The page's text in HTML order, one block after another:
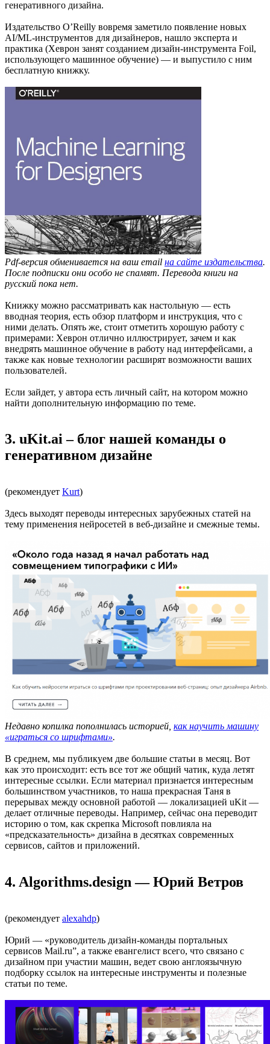
генеративного дизайна.
Издательство O’Reilly вовремя заметило появление новых
AI/ML-инструментов для дизайнеров, нашло эксперта и
практика (Хеврон занят созданием дизайн-инструмента Foil,
использующего машинное обучение) — и выпустило с ним
бесплатную книжку.
Pdf-версия обменивается на ваш email на сайте издательства.
После подписки они особо не спамят. Перевода книги на
русский пока нет.
Книжку можно рассматривать как настольную — есть
вводная теория, есть обзор платформ и инструкция, что с
ними делать. Опять же, стоит отметить хорошую работу с
примерами: Хеврон отлично иллюстрирует, зачем и как
внедрять машинное обучение в работу над интерфейсами, а
также как новые технологии расширят возможности ваших
пользователей.
Если зайдет, у автора есть личный сайт, на котором можно
найти дополнительную информацию по теме.
3. uKit.ai – блог нашей команды о
генеративном дизайне
(рекомендует Kurt)
Здесь выходят переводы интересных зарубежных статей на
тему применения нейросетей в веб-дизайне и смежные темы.
Недавно копилка пополнилась историей, как научить машину
«играться со шрифтами».
В среднем, мы публикуем две большие статьи в месяц. Вот
как это происходит: есть все тот же общий чатик, куда летят
интересные ссылки. Если материал признается интересным
большинством участников, то наша прекрасная Таня в
перерывах между основной работой — локализацией uKit —
делает отличные переводы. Например, сейчас она переводит
историю о том, как скрепка Microsoft повлияла на
«предсказательность» дизайна в десятках современных
сервисов, сайтов и приложений.
4. Algorithms.design — Юрий Ветров
(рекомендует alexahdp)
Юрий — «руководитель дизайн-команды портальных
сервисов Mail.ru”, а также евангелист всего, что связано с
дизайном при участии машин, ведет свою англоязычную
подборку ссылок на интересные инструменты и полезные
статьи по теме.